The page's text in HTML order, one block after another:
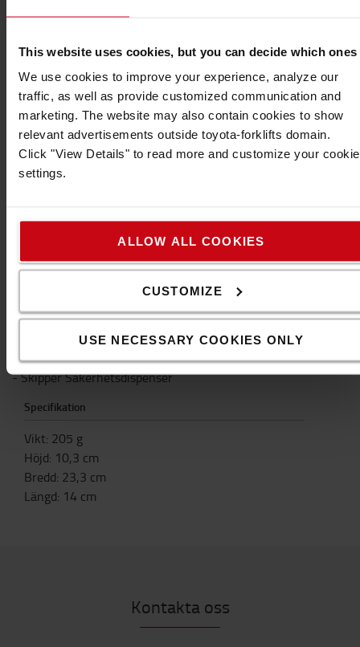
This website uses cookies, but you can decide which ones
We use cookies to improve your experience, analyze our
traffic, as well as provide customized communication and
marketing. The website may also contain cookies to show
relevant advertisements outside toyota-forklifts domain.
Click "View Details" to read more and customize your cookie
settings.
ALLOW ALL COOKIES
CUSTOMIZE
USE NECESSARY COOKIES ONLY
Klämhållaren/mottagaren används för att
fästa Skipper-enheten och/eller tejpänden på
vinklade ytor, såsom dörrkarmar, arbetsytor och
ställage. Fäst ditt Skipper Barriärsystem med vår
Skipper klämhållare/mottagare. Positionera helt
enkelt klämman på plats och vrid skruven för att
antingen horisontellt eller vertikalt beroende på
Ansluter till:
- Skipper Indragbar enhet (tar endast emot tejp)
- Skipper XS-enhet (håller produkt och tar emot tejp)
- Skipper Säkerhetsdispenser
Specifikation
Vikt: 205 g
Höjd: 10,3 cm
Bredd: 23,3 cm
Längd: 14 cm
Kontakta oss